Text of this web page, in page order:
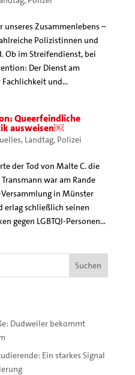
Zusammenlebens –
Polizistinnen und
Ob im Streifendienst, bei
Der Dienst am
und...
Queerfeindliche
ausweisen￼
, Landtag, Polizei
der Tod von Malte C. die
war am Rande
in Münster
erlag schließlich seinen
gegen LGBTQI-Personen...
Suchen
Dudweiler bekommt
Ein starkes Signal